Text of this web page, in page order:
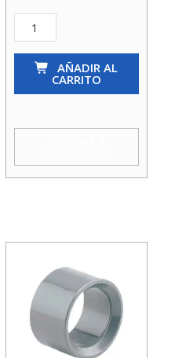
Red.Hidr.Larga
63Mm
cantidad
AÑADIR AL
CARRITO